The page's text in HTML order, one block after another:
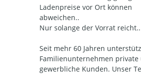
Ladenpreise vor Ort können
abweichen..
Nur solange der Vorrat reicht..
Seit mehr 60 Jahren
Familienunternehmen private
gewerbliche Kunden. Unser